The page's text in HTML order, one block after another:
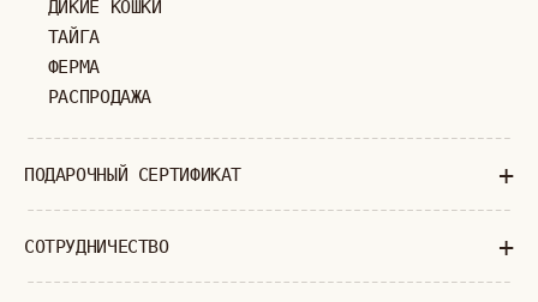
Суб-Вскр: выходной.
ИП ВЕЛИЛЯЕВ ЭДЕМ РАСИМОВИЧ
ОГРНИП: 320774600377032